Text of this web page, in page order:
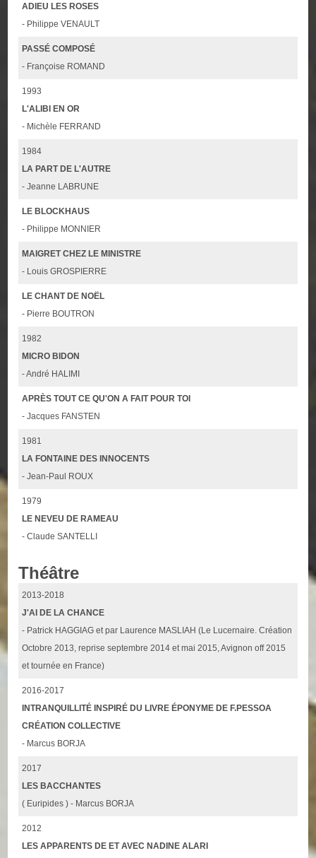
ADIEU LES ROSES
- Philippe VENAULT
PASSÉ COMPOSÉ
- Françoise ROMAND
1993
L'ALIBI EN OR
- Michèle FERRAND
1984
LA PART DE L'AUTRE
- Jeanne LABRUNE
LE BLOCKHAUS
- Philippe MONNIER
MAIGRET CHEZ LE MINISTRE
- Louis GROSPIERRE
LE CHANT DE NOËL
- Pierre BOUTRON
1982
MICRO BIDON
- André HALIMI
APRÈS TOUT CE QU'ON A FAIT POUR TOI
- Jacques FANSTEN
1981
LA FONTAINE DES INNOCENTS
- Jean-Paul ROUX
1979
LE NEVEU DE RAMEAU
- Claude SANTELLI
Théâtre
2013-2018
J'AI DE LA CHANCE
- Patrick HAGGIAG et par Laurence MASLIAH (Le Lucernaire. Création
Octobre 2013, reprise septembre 2014 et mai 2015, Avignon off 2015
et tournée en France)
2016-2017
INTRANQUILLITÉ INSPIRÉ DU LIVRE ÉPONYME DE F.PESSOA
CRÉATION COLLECTIVE
- Marcus BORJA
2017
LES BACCHANTES
( Euripides ) - Marcus BORJA
2012
LES APPARENTS DE ET AVEC NADINE ALARI